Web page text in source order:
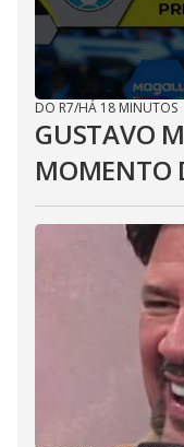
DO R7/HÁ 18 MINUTOS
GUSTAVO
MOMENTO